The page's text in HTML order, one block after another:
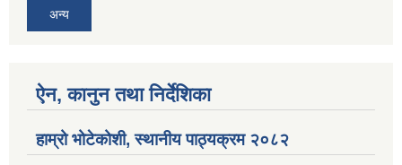
अन्य
ऐन, कानुन तथा निर्देशिका
हाम्रो भोटेकोशी, स्थानीय पाठ्यक्रम २०८२